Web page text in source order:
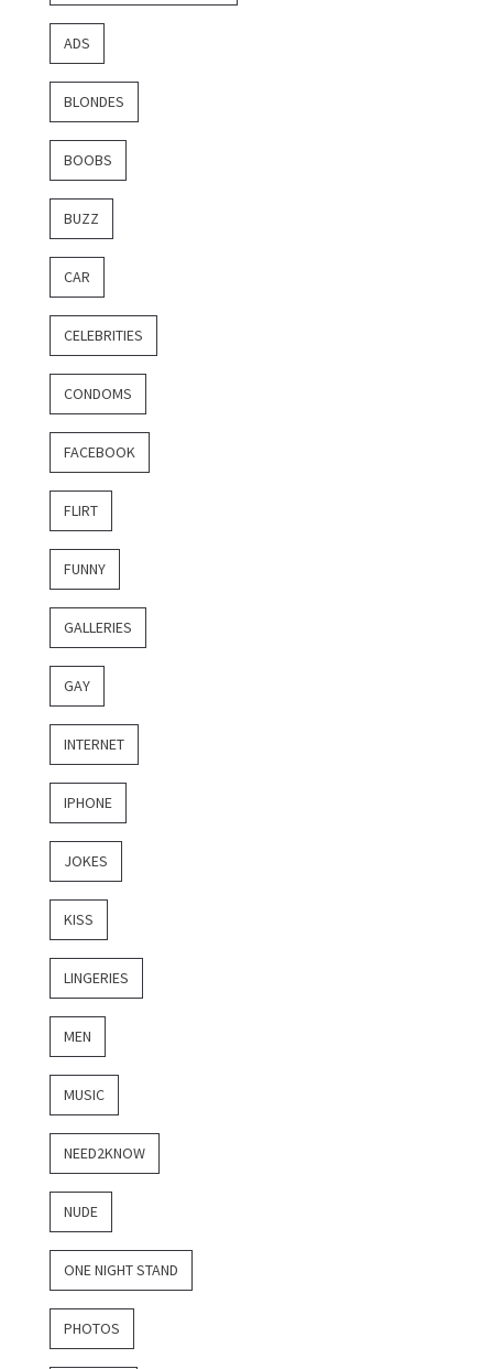
ADS
BLONDES
BOOBS
BUZZ
CAR
CELEBRITIES
CONDOMS
FACEBOOK
FLIRT
FUNNY
GALLERIES
GAY
INTERNET
IPHONE
JOKES
KISS
LINGERIES
MEN
MUSIC
NEED2KNOW
NUDE
ONE NIGHT STAND
PHOTOS